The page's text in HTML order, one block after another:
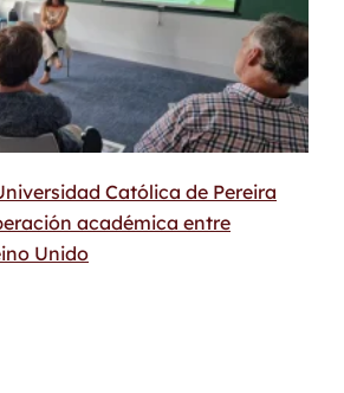
Católica de Pereira
académica entre
Unido